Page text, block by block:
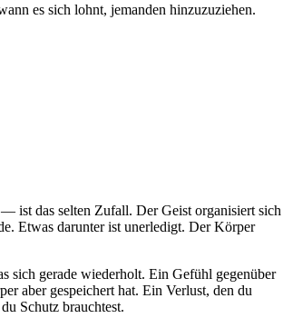
es sich lohnt, jemanden hinzuzuziehen.
ist das selten Zufall. Der Geist organisiert sich
Etwas darunter ist unerledigt. Der Körper
sich gerade wiederholt. Ein Gefühl gegenüber
aber gespeichert hat. Ein Verlust, den du
Schutz brauchtest.